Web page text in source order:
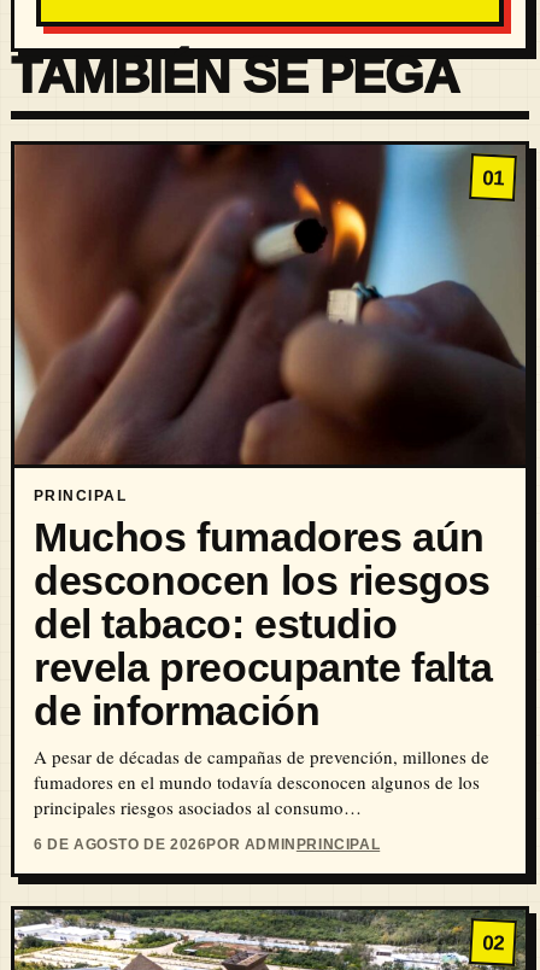
TAMBIÉN SE PEGA
01
PRINCIPAL
Muchos fumadores aún
desconocen los riesgos
del tabaco: estudio
revela preocupante falta
de información
A pesar de décadas de campañas de prevención, millones de
fumadores en el mundo todavía desconocen algunos de los
principales riesgos asociados al consumo…
6 DE AGOSTO DE 2026POR ADMIN PRINCIPAL
02